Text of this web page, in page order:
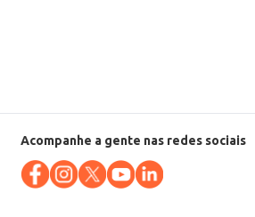
Acompanhe a gente nas redes sociais